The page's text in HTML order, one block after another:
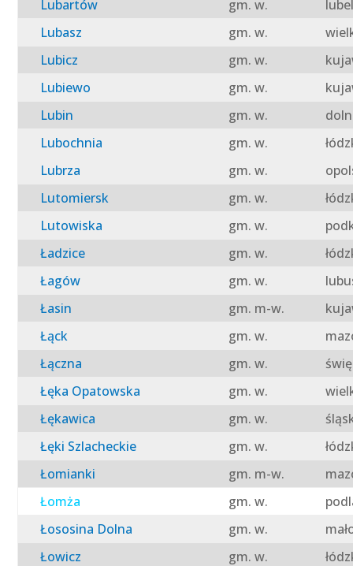
Lubartów gm. w.
Lubasz
gm. w.
Lubicz
gm. w.
Lubiewo
gm. w.
Lubin
gm. w.
Lubochnia
gm. w.
Lubrza
gm. w.
Lutomiersk
gm. w.
Lutowiska
gm. w.
Ładzice
gm. w.
Łagów
gm. w.
Łasin
gm. m-w.
Łąck
gm. w.
Łączna
gm. w.
Łęka Opatowska
gm. w.
Łękawica
gm. w.
Łęki Szlacheckie
gm. w.
Łomianki
gm. m-w.
Łomża
gm. w.
Łososina Dolna
gm. w.
Łowicz
gm. w.